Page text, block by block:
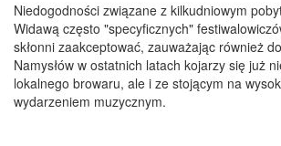
Niedogodności związane z kilkudniowym
Widawą często "specyficznych"
skłonni zaakceptować, zauważając również
Namysłów w ostatnich latach kojarzy się już
lokalnego browaru, ale i ze stojącym na
wydarzeniem muzycznym.